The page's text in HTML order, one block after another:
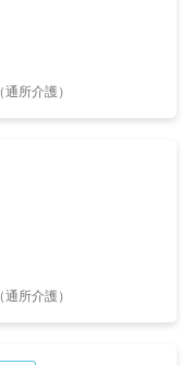
所介護）
所介護）